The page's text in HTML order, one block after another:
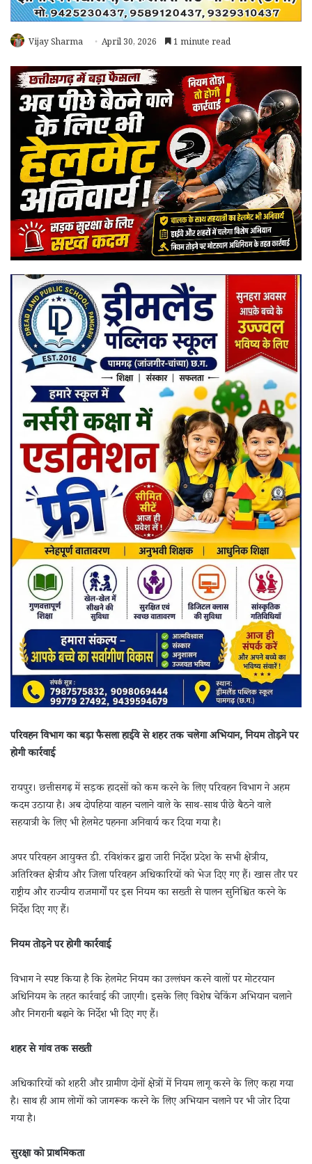
Vijay Sharma April 30, 2026 1 minute read
परिवहन विभाग का बड़ा फैसला हाईवे से शहर तक चलेगा अभियान, नियम तोड़ने पर
होगी कार्रवाई
रायपुर। छत्तीसगढ़ में सड़क हादसों को कम करने के लिए परिवहन विभाग ने अहम
कदम उठाया है। अब दोपहिया वाहन चलाने वाले के साथ-साथ पीछे बैठने वाले
सहयात्री के लिए भी हेलमेट पहनना अनिवार्य कर दिया गया है।
अपर परिवहन आयुक्त डी. रविशंकर द्वारा जारी निर्देश प्रदेश के सभी क्षेत्रीय,
अतिरिक्त क्षेत्रीय और जिला परिवहन अधिकारियों को भेज दिए गए हैं। खास तौर पर
राष्ट्रीय और राज्यीय राजमार्गों पर इस नियम का सख्ती से पालन सुनिश्चित करने के
निर्देश दिए गए हैं।
नियम तोड़ने पर होगी कार्रवाई
विभाग ने स्पष्ट किया है कि हेलमेट नियम का उल्लंघन करने वालों पर मोटरयान
अधिनियम के तहत कार्रवाई की जाएगी। इसके लिए विशेष चेकिंग अभियान चलाने
और निगरानी बढ़ाने के निर्देश भी दिए गए हैं।
शहर से गांव तक सख्ती
अधिकारियों को शहरी और ग्रामीण दोनों क्षेत्रों में नियम लागू करने के लिए कहा गया
है। साथ ही आम लोगों को जागरूक करने के लिए अभियान चलाने पर भी जोर दिया
गया है।
सुरक्षा को प्राथमिकता